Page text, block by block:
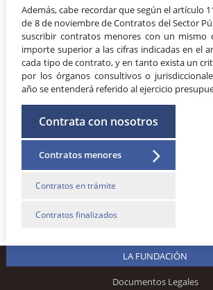
Además, cabe recordar que según el artículo
de 8 de noviembre de Contratos del Sector
suscribir contratos menores con un mismo
importe superior a las cifras indicadas en el
cada tipo de contrato, y en tanto exista un
por los órganos consultivos o
año se entenderá referido al ejercicio
Contrata con nosotros
Contratos menores
Contratos en trámite
Contratos finalizados
LA FUNDACIÓN
Documentos Legales